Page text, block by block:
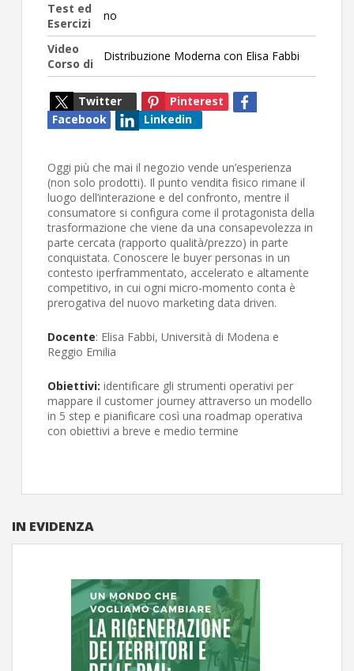
IN EVIDENZA
Test ed
Esercizi
no
Video
Corso di
Distribuzione Moderna con Elisa Fabbi
Twitter
Pinterest
Facebook
Linkedin
Oggi più che mai il negozio vende un’esperienza
(non solo prodotti). Il punto vendita fisico rimane il
luogo dell’interazione e del confronto, mentre il
consumatore si configura come il protagonista della
trasformazione che viene da una consapevolezza in
parte cercata (rapporto qualità/prezzo) in parte
conquistata. Conoscere le buyer personas in un
contesto iperframmentato, accelerato e altamente
competitivo, in cui ogni micro-momento conta è
prerogativa del nuovo marketing data driven.
Docente: Elisa Fabbi, Università di Modena e
Reggio Emilia
Obiettivi: identificare gli strumenti operativi per
mappare il customer journey attraverso un modello
in 5 step e pianificare così una roadmap operativa
con obiettivi a breve e medio termine